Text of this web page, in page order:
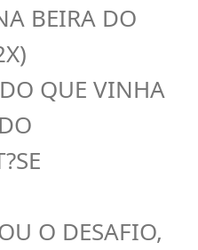
BEIRA DO
QUE VINHA
O DESAFIO,